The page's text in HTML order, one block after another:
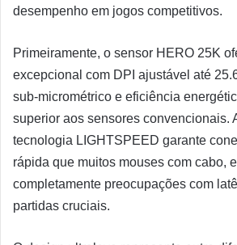
desempenho em jogos competitivos.
Primeiramente, o sensor HERO 25K
excepcional com DPI ajustável até
sub-micrométrico e eficiência
superior aos sensores convencionais.
tecnologia LIGHTSPEED garante
rápida que muitos mouses com cabo,
completamente preocupações com
partidas cruciais.